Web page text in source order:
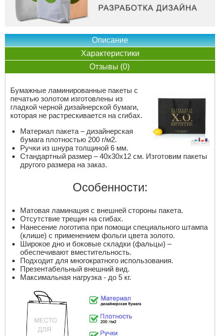
Описание
Характеристики
Отзывы (0)
Бумажные ламинированные пакеты с
печатью золотом изготовлены из
гладкой черной дизайнерской бумаги,
которая не растрескивается на сгибах.
Материал пакета – дизайнерская
бумага плотностью 200 г/м2.
Ручки из шнура толщиной 6 мм.
Стандартный размер – 40х30х12 см. Изготовим пакеты
другого размера на заказ.
Особенности:
Матовая ламинация с внешней стороны пакета.
Отсутствие трещин на сгибах.
Нанесение логотипа при помощи специального штампа
(клише) с применением фольги цвета золото.
Широкое дно и боковые складки (фальцы) –
обеспечивают вместительность.
Подходит для многократного использования.
Презентабельный внешний вид.
Максимальная нагрузка - до 5 кг.